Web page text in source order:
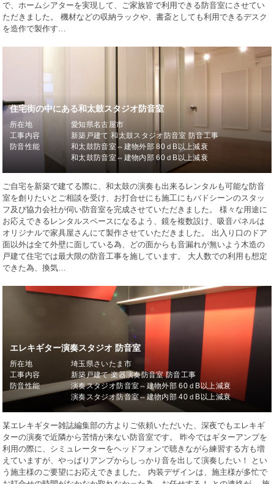
で、ホームシアターを実現して、ご家族皆で利用できる防音室にさせてい
ただきました。 機材などの収納ラックや、書斎としても利用できるデスク
を造作で製作す…
住宅街の中にある和太鼓スタジオ防音室
所在地
愛知県名古屋市
工事内容
新築戸建て 和太鼓スタジオ防音室 防音工事
防音性能
和太鼓防音室⇔建物外部 80ｄB以上減衰
和太鼓防音室⇔建物内部 60ｄB以上減衰
ご自宅を新築で建てる際に、和太鼓の演奏も出来るレンタルも可能な防音
室を創りたいとご相談を受け、お打合せにも施工にもバドシーンのスタッ
フ及び協力会社が伺い防音室を完成させていただきました。 様々な用途に
お応えできるレンタルスペースになるよう、鏡を複数設け、吸音パネルは
オリジナルで家具屋さんにて製作させていただきました。 出入り口のドア
面以外は全て外壁に面している為、どの面からも音漏れが無いよう木造の
戸建て住宅では最大限の防音工事を施しています。 大人数での利用も想定
できた為、換気…
エレキギター演奏スタジオ 防音室
所在地
埼玉県さいたま市
工事内容
新築戸建て 楽器演奏防音室 防音工事
防音性能
演奏スタジオ防音室⇔建物外部 60ｄB以上減衰
演奏スタジオ防音室⇔建物内部 40ｄB以上減衰
某エレキギター雑誌編集部の方よりご依頼いただいた、深夜でもエレキギ
ターの演奏で近隣から苦情が来ない防音室です。 昨今ではギターアンプを
利用の際に、シミュレーターをヘッドフォンで聴きながら練習する方も増
えていますが、やっぱりアンプからしっかり音を出して演奏したい！ とい
う施主様のご要望にお応えできました。 内装デザインは、施主様が多忙で